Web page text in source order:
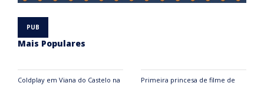
Mais Populares
Coldplay em Viana do Castelo na
Primeira princesa de filme de